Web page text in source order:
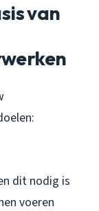
van
dit nodig is
voeren